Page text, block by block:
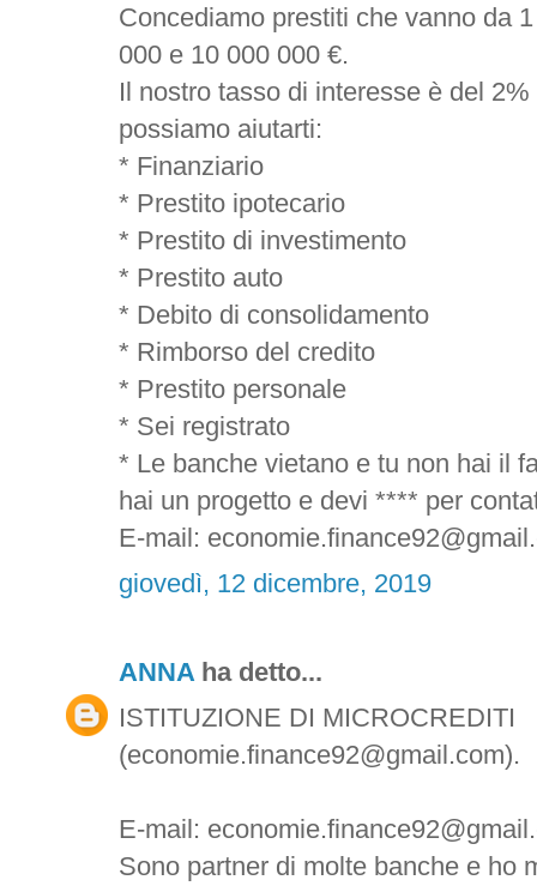
Concediamo prestiti che vanno da
000 e 10 000 000 €.
Il nostro tasso di interesse è del
possiamo aiutarti:
* Finanziario
* Prestito ipotecario
* Prestito di investimento
* Prestito auto
* Debito di consolidamento
* Rimborso del credito
* Prestito personale
* Sei registrato
* Le banche vietano e tu non hai il
hai un progetto e devi **** per
E-mail:
giovedì, 12 dicembre, 2019
ANNA ha detto...
ISTITUZIONE DI MICROCREDITI
(economie.finance92@gmail.com).
E-mail:
Sono partner di molte banche e ho